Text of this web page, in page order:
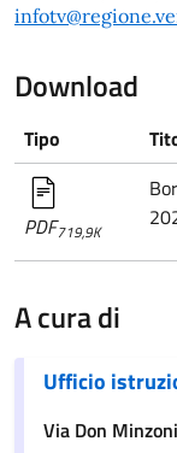
Download
Tipo
PDF719,9K
A cura di
Ufficio
Via Don